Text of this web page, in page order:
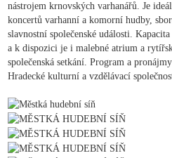
nástrojem krnovských varhanářů. Je
koncertů varhanní a komorní hudby,
slavnostní společenské události.
a k dispozici je i malebné atrium a
společenská setkání. Program a
Hradecké kulturní a vzdělávací